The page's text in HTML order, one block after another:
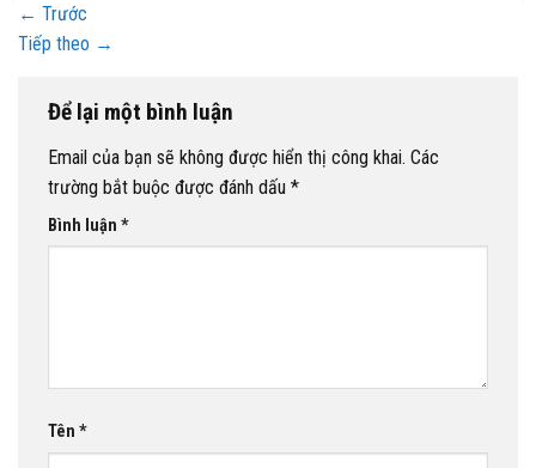
← Trước
Tiếp theo →
Để lại một bình luận
Email của bạn sẽ không được hiển thị công khai. Các
trường bắt buộc được đánh dấu *
Bình luận *
Tên *